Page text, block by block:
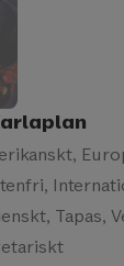
Tapas,